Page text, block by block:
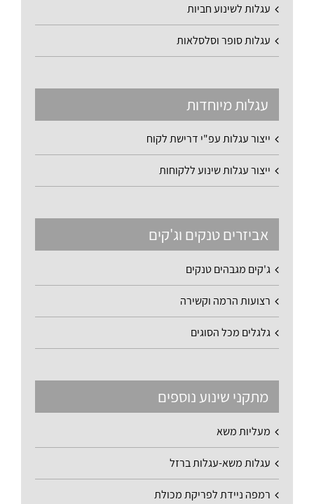
עגלות לשינוע חביות
עגלות סופר וסלסלאות
עגלות מיוחדות
ייצור עגלות עפ"י דרישת לקוח
ייצור עגלות שינוע ללקוחות
אביזרים טנקים וג'קים
ג'קים מגבהים טנקים
רצועות הרמה וקשירה
גלגלים מכל הסוגים
מתקני שינוע נוספים
מעליות משא
עגלות משא-עגלות ברזל
רמפה ניידת לפריקת מכולת